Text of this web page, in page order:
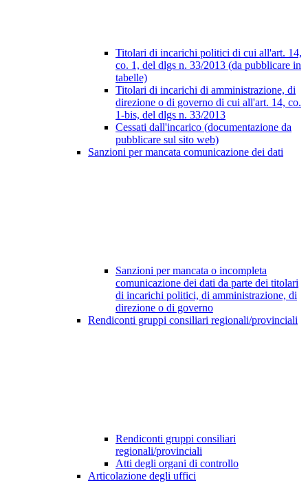
Titolari di incarichi politici di cui all'art. 14,
co. 1, del dlgs n. 33/2013 (da pubblicare in
tabelle)
Titolari di incarichi di amministrazione, di
direzione o di governo di cui all'art. 14, co.
1-bis, del dlgs n. 33/2013
Cessati dall'incarico (documentazione da
pubblicare sul sito web)
Sanzioni per mancata comunicazione dei dati
Sanzioni per mancata o incompleta
comunicazione dei dati da parte dei titolari
di incarichi politici, di amministrazione, di
direzione o di governo
Rendiconti gruppi consiliari regionali/provinciali
Rendiconti gruppi consiliari
regionali/provinciali
Atti degli organi di controllo
Articolazione degli uffici